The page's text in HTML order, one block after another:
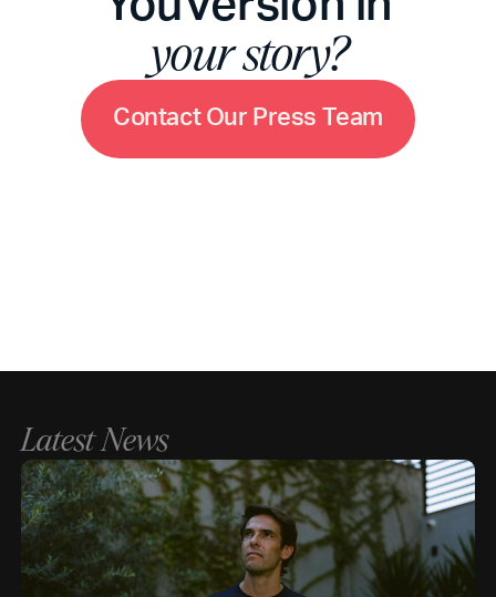
your story?
Contact Our Press Team
Latest News